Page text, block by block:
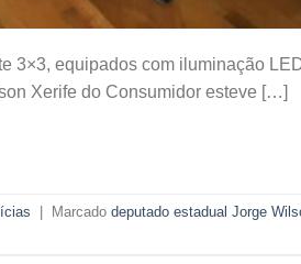
3×3, equipados com iluminação
Xerife do Consumidor esteve […]
Marcado deputado estadual Jorge